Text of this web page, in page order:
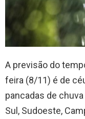
A previsão do
feira (8/11) é de
pancadas de
Sul, Sudoeste,